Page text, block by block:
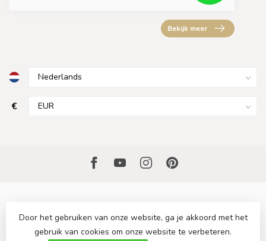
Bekijk meer
€
© Copyright 2026 Sfeervollekeuken.nl- Powered byLightspeed
Door het gebruiken van onze website, ga je akkoord met het
gebruik van cookies om onze website te verbeteren.